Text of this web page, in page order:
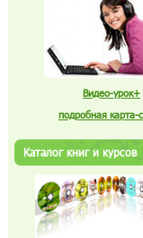
Видео-урок+
подробная карта-
Каталог книг и курсов